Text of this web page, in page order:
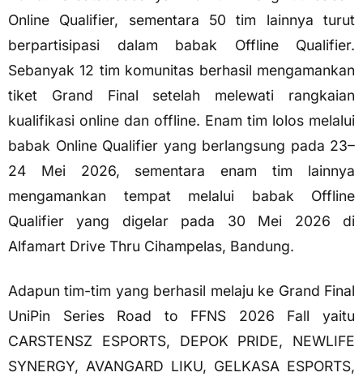
Online Qualifier, sementara 50 tim lainnya turut
berpartisipasi dalam babak Offline Qualifier.
Sebanyak 12 tim komunitas berhasil mengamankan
tiket Grand Final setelah melewati rangkaian
kualifikasi online dan offline. Enam tim lolos melalui
babak Online Qualifier yang berlangsung pada 23–
24 Mei 2026, sementara enam tim lainnya
mengamankan tempat melalui babak Offline
Qualifier yang digelar pada 30 Mei 2026 di
Alfamart Drive Thru Cihampelas, Bandung.
Adapun tim-tim yang berhasil melaju ke Grand Final
UniPin Series Road to FFNS 2026 Fall yaitu
CARSTENSZ ESPORTS, DEPOK PRIDE, NEWLIFE
SYNERGY, AVANGARD LIKU, GELKASA ESPORTS,